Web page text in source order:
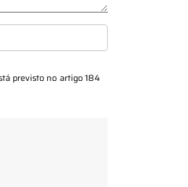
previsto no artigo 184